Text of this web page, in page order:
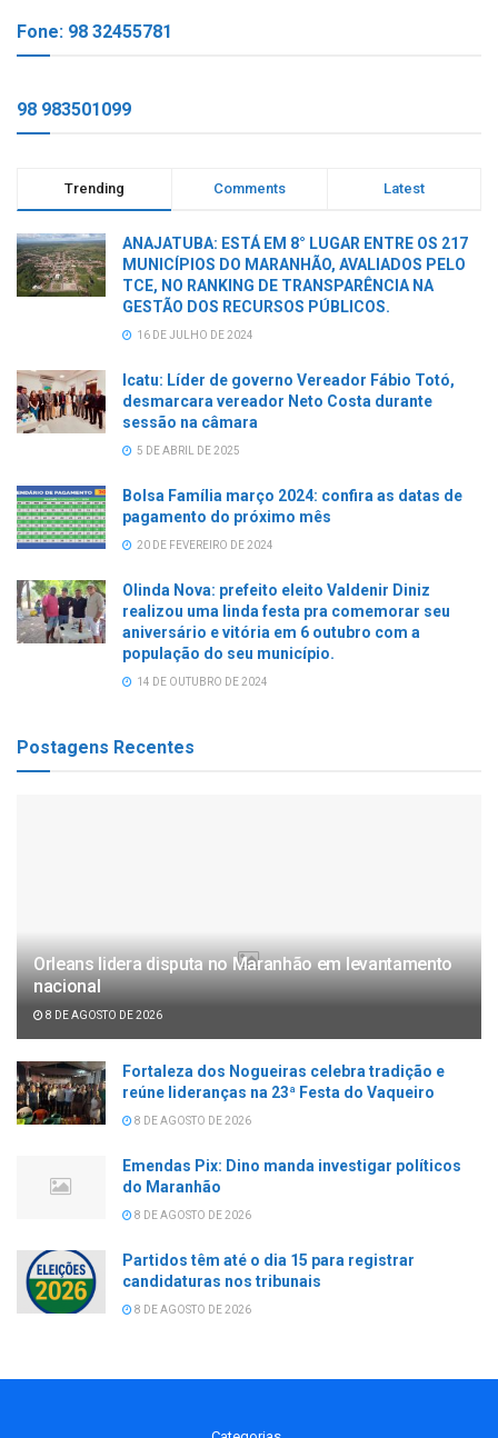
Fone: 98 32455781
98 983501099
Trending Comments Latest
ANAJATUBA: ESTÁ EM 8° LUGAR ENTRE OS 217
MUNICÍPIOS DO MARANHÃO, AVALIADOS PELO
TCE, NO RANKING DE TRANSPARÊNCIA NA
GESTÃO DOS RECURSOS PÚBLICOS.
16 DE JULHO DE 2024
Icatu: Líder de governo Vereador Fábio Totó,
desmarcara vereador Neto Costa durante
sessão na câmara
5 DE ABRIL DE 2025
Bolsa Família março 2024: confira as datas de
pagamento do próximo mês
20 DE FEVEREIRO DE 2024
Olinda Nova: prefeito eleito Valdenir Diniz
realizou uma linda festa pra comemorar seu
aniversário e vitória em 6 outubro com a
população do seu município.
14 DE OUTUBRO DE 2024
Postagens Recentes
Orleans lidera disputa no Maranhão em levantamento
nacional
8 DE AGOSTO DE 2026
Fortaleza dos Nogueiras celebra tradição e
reúne lideranças na 23ª Festa do Vaqueiro
8 DE AGOSTO DE 2026
Emendas Pix: Dino manda investigar políticos
do Maranhão
8 DE AGOSTO DE 2026
Partidos têm até o dia 15 para registrar
candidaturas nos tribunais
8 DE AGOSTO DE 2026